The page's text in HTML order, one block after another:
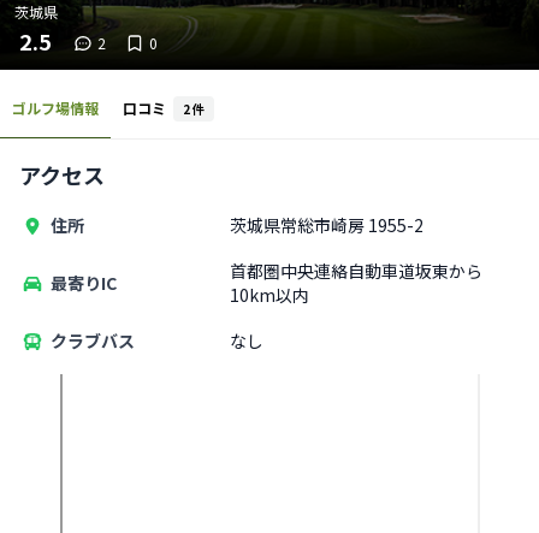
茨城県
2.5 2 0
ゴルフ場情報 口コミ 2件
アクセス
住所 茨城県常総市崎房 1955-2
最寄りIC
首都圏中央連絡自動車道坂東から
10km以内
クラブバス
なし